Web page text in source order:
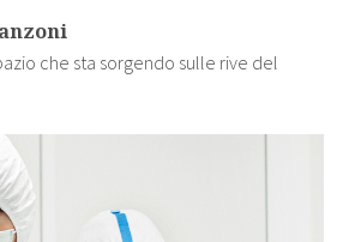
che sta sorgendo sulle rive del